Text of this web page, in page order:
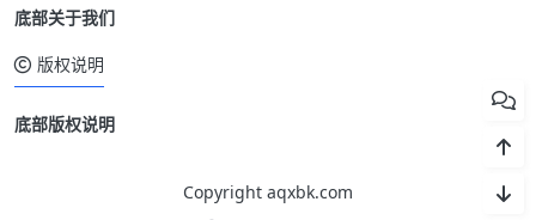
底部关于我们
版权说明
底部版权说明
Copyright aqxbk.com